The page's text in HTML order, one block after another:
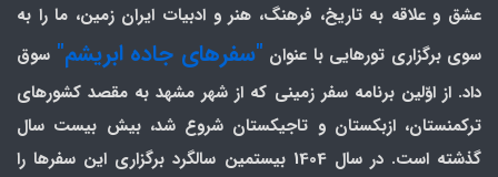
عشق و علاقه به تاریخ، فرهنگ، هنر و ادبیات ایران زمین، ما را به
سوی برگزاری تورهایی با عنوان "سفرهای جاده ابریشم" سوق
داد. از اوّلین برنامه سفر زمینی که از شهر مشهد به مقصد کشورهای
ترکمنستان، ازبکستان و تاجیکستان شروع شد، بیش بیست سال
گذشته است. در سال 1404 بیستمین سالگرد برگزاری این سفرها را